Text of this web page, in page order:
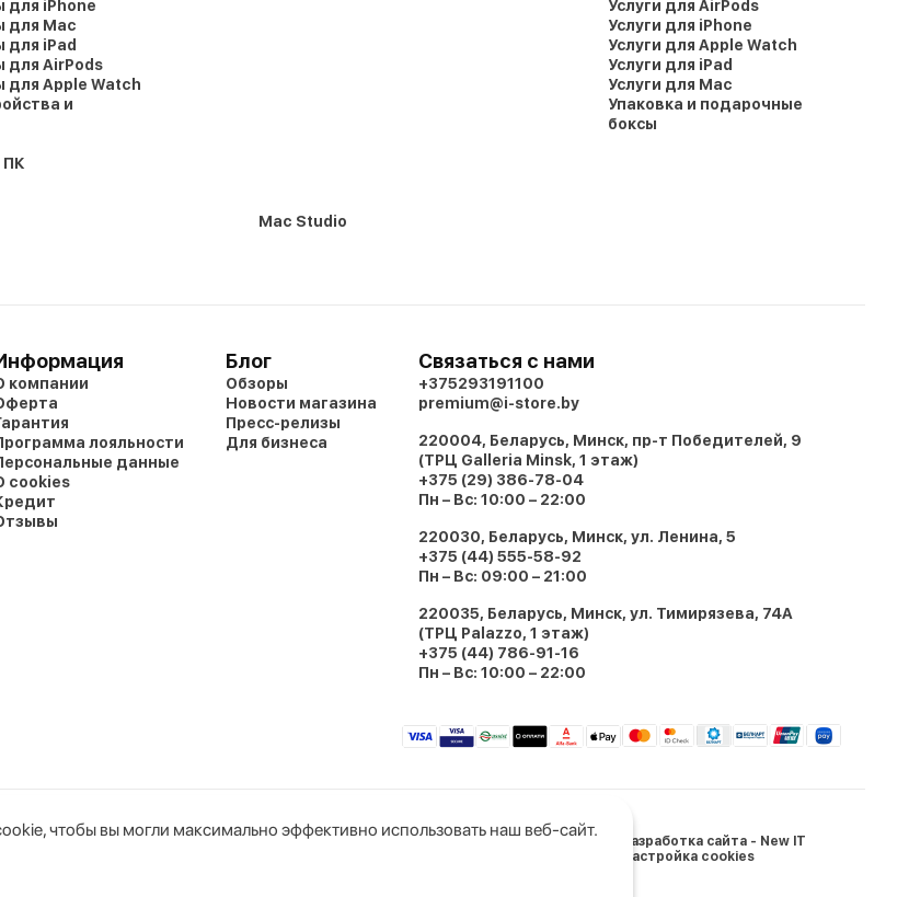
для iPhone
для Mac
для iPad
для AirPods
для Apple Watch
и
ПК
Услуги для AirPods
Услуги для iPhone
Услуги для Apple Watch
Услуги для iPad
Услуги для Mac
Упаковка и подарочные
боксы
Mac Studio
компании
лояльности
данные
cookies
Блог
Обзоры
Новости магазина
Пресс-релизы
Для бизнеса
Связаться с нами
+375293191100
premium@i-store.by
220004, Беларусь, Минск, пр-т Победителей, 9
(ТРЦ Galleria Minsk, 1 этаж)
+375 (29) 386-78-04
Пн – Вс: 10:00 – 22:00
220030, Беларусь, Минск, ул. Ленина, 5
+375 (44) 555-58-92
Пн – Вс: 09:00 – 21:00
220035, Беларусь, Минск, ул. Тимирязева, 74A
(ТРЦ Palazzo, 1 этаж)
+375 (44) 786-91-16
Пн – Вс: 10:00 – 22:00
Разработка сайта - New IT
Настройка cookies
чтобы вы могли максимально эффективно использовать наш веб-сайт.